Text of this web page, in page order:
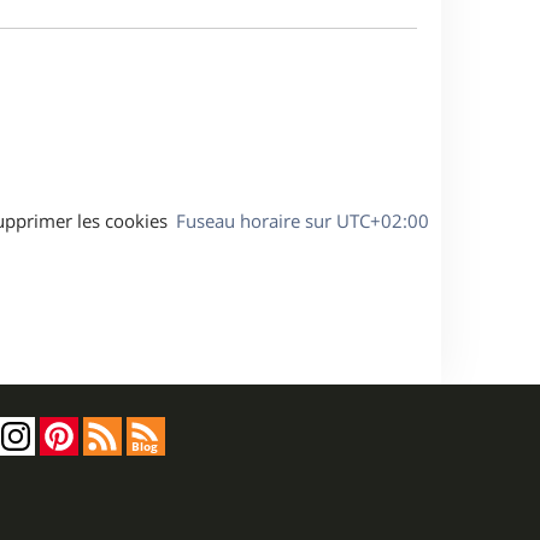
Fuseau horaire sur UTC+02:00
les cookies